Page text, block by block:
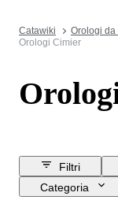
Catawiki Orologi da
Orologi Cimier
Filtri
Categoria